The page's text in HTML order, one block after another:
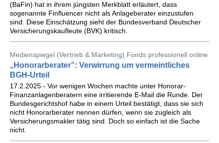
(BaFin) hat in ihrem jüngsten Merkblatt erläutert, dass
sogenannte Finfluencer nicht als Anlageberater einzustufen
sind. Diese Einschätzung sieht der Bundesverband Deutscher
Versicherungskaufleute (BVK) kritisch.
Medienspiegel (Vertrieb & Marketing) Fonds professionell online
„Honorarberater”: Verwirrung um vermeintliches
BGH-Urteil
17.2.2025 - Vor wenigen Wochen machte unter Honorar-
Finanzanlagenberatern eine irritierende E-Mail die Runde. Der
Bundesgerichtshof habe in einem Urteil bestätigt, dass sie sich
nicht Honorarberater nennen dürfen, wenn sie zugleich als
Versicherungsmakler tätig sind. Doch so einfach ist die Sache
nicht.